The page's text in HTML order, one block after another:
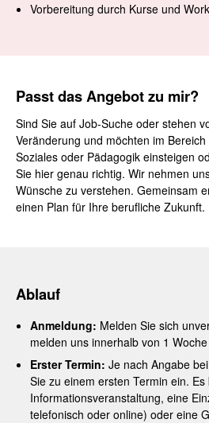
Vorbereitung durch Kurse und
Passt das Angebot zu mir?
Sind Sie auf Job-Suche oder stehen
Veränderung und möchten im
Soziales oder Pädagogik einsteigen
Sie hier genau richtig. Wir nehmen
Wünsche zu verstehen. Gemeinsam
einen Plan für Ihre berufliche Zukunft.
Ablauf
Anmeldung: Melden Sie sich
melden uns innerhalb von 1
Erster Termin: Je nach Angabe
Sie zu einem ersten Termin ein. Es
Informationsveranstaltung, eine
telefonisch oder online) oder eine